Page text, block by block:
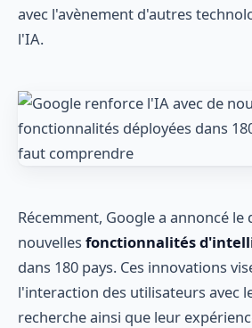
avec l'avènement d'autres
l'IA.
Récemment, Google a annoncé
nouvelles fonctionnalités
dans 180 pays. Ces innovations
l'interaction des utilisateurs avec
recherche ainsi que leur